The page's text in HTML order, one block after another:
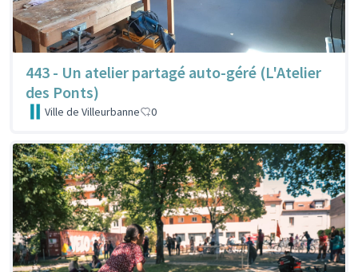
443 - Un atelier partagé auto-géré (L'Atelier
des Ponts)
Ville de Villeurbanne 0